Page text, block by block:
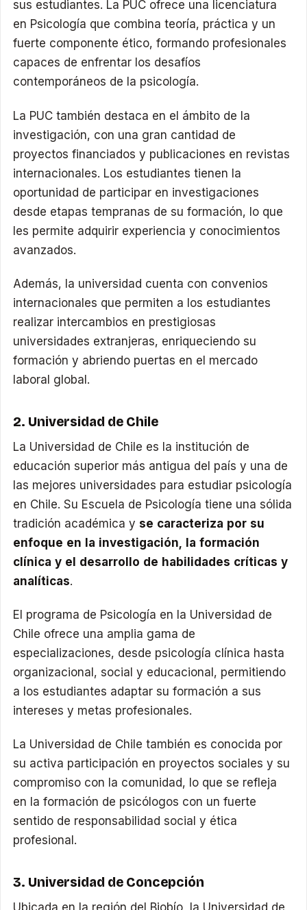
sus estudiantes. La PUC ofrece una licenciatura
en Psicología que combina teoría, práctica y un
fuerte componente ético, formando profesionales
capaces de enfrentar los desafíos
contemporáneos de la psicología.
La PUC también destaca en el ámbito de la
investigación, con una gran cantidad de
proyectos financiados y publicaciones en revistas
internacionales. Los estudiantes tienen la
oportunidad de participar en investigaciones
desde etapas tempranas de su formación, lo que
les permite adquirir experiencia y conocimientos
avanzados.
Además, la universidad cuenta con convenios
internacionales que permiten a los estudiantes
realizar intercambios en prestigiosas
universidades extranjeras, enriqueciendo su
formación y abriendo puertas en el mercado
laboral global.
2. Universidad de Chile
La Universidad de Chile es la institución de
educación superior más antigua del país y una de
las mejores universidades para estudiar psicología
en Chile. Su Escuela de Psicología tiene una sólida
tradición académica yse caracteriza por su
enfoque en la investigación, la formación
clínica y el desarrollo de habilidades críticas y
analíticas.
El programa de Psicología en la Universidad de
Chile ofrece una amplia gama de
especializaciones, desde psicología clínica hasta
organizacional, social y educacional, permitiendo
a los estudiantes adaptar su formación a sus
intereses y metas profesionales.
La Universidad de Chile también es conocida por
su activa participación en proyectos sociales y su
compromiso con la comunidad, lo que se refleja
en la formación de psicólogos con un fuerte
sentido de responsabilidad social y ética
profesional.
3. Universidad de Concepción